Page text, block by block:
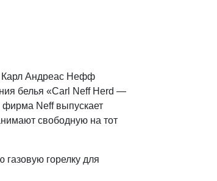
Карл Андреас Нефф
белья «Carl Neff Herd —
фирма Neff выпускает
свободную на тот
газовую горелку для